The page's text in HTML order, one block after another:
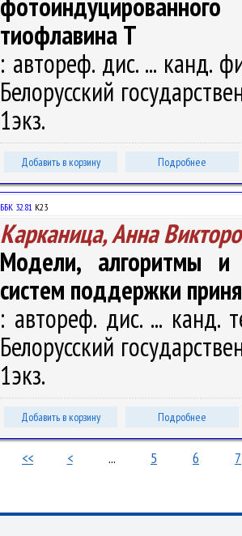
тиофлавина Т
: автореф. дис. ... канд.
Белорусский
1экз.
Добавить в корзину Подробнее
ББК 32.81 К23
Карканица, Анна
Модели, алгоритмы и
систем поддержки
: автореф. дис. ... канд.
Белорусский
1экз.
Добавить в корзину Подробнее
<< < ... 5 6 7